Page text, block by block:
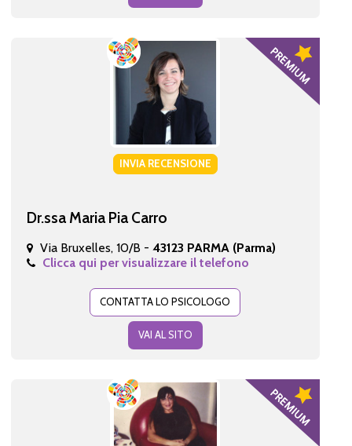
INVIA RECENSIONE
Dr.ssa Maria Pia Carro
Via Bruxelles, 10/B - 43123 PARMA (Parma)
Clicca qui per visualizzare il telefono
CONTATTA LO PSICOLOGO
VAI AL SITO